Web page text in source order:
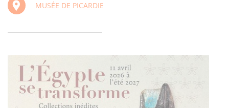
MUSÉE DE PICARDIE